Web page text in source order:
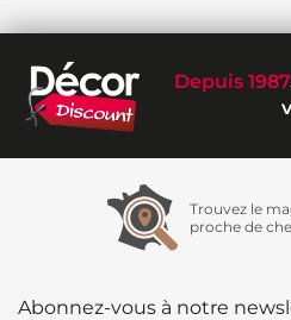
Depuis 1987
Trouvez le
proche de
Abonnez-vous à notre